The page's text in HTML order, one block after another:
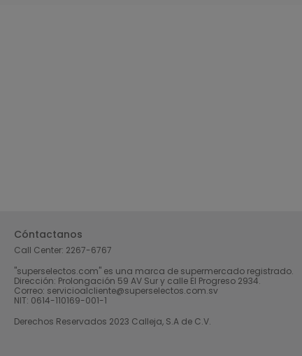
Cóntactanos
Call Center: 2267-6767
"superselectos.com" es una marca de supermercado registrado.
Dirección: Prolongación 59 AV Sur y calle El Progreso 2934.
Correo: servicioalcliente@superselectos.com.sv
NIT: 0614-110169-001-1
Derechos Reservados 2023 Calleja, S.A de C.V.